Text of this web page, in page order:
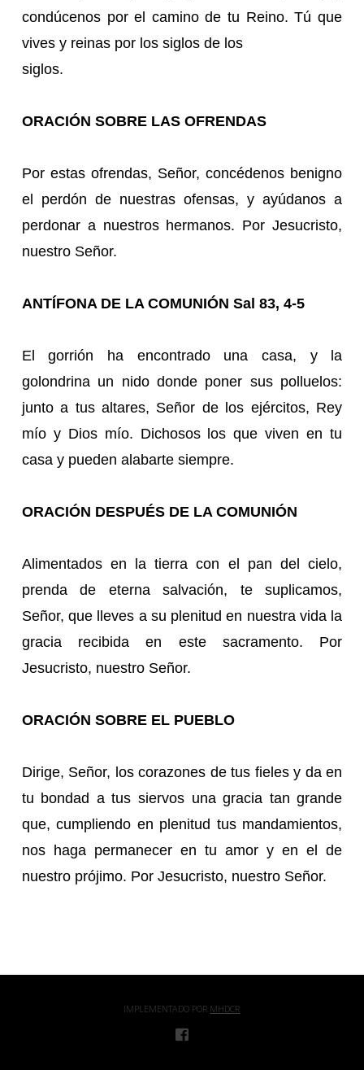
condúcenos por el camino de tu Reino. Tú que
vives y reinas por los siglos de los
siglos.
ORACIÓN SOBRE LAS OFRENDAS
Por estas ofrendas, Señor, concédenos benigno
el perdón de nuestras ofensas, y ayúdanos a
perdonar a nuestros hermanos. Por Jesucristo,
nuestro Señor.
ANTÍFONA DE LA COMUNIÓN Sal 83, 4-5
El gorrión ha encontrado una casa, y la
golondrina un nido donde poner sus polluelos:
junto a tus altares, Señor de los ejércitos, Rey
mío y Dios mío. Dichosos los que viven en tu
casa y pueden alabarte siempre.
ORACIÓN DESPUÉS DE LA COMUNIÓN
Alimentados en la tierra con el pan del cielo,
prenda de eterna salvación, te suplicamos,
Señor, que lleves a su plenitud en nuestra vida la
gracia recibida en este sacramento. Por
Jesucristo, nuestro Señor.
ORACIÓN SOBRE EL PUEBLO
Dirige, Señor, los corazones de tus fieles y da en
tu bondad a tus siervos una gracia tan grande
que, cumpliendo en plenitud tus mandamientos,
nos haga permanecer en tu amor y en el de
nuestro prójimo. Por Jesucristo, nuestro Señor.
IMPLEMENTADO POR MHDCR